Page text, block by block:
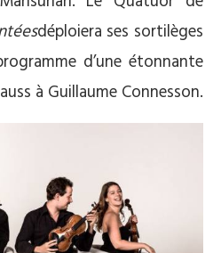
déploiera ses sortilèges
d’une étonnante
à Guillaume Connesson.